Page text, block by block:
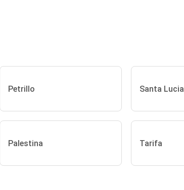
Petrillo Santa Lucia
Palestina Tarifa